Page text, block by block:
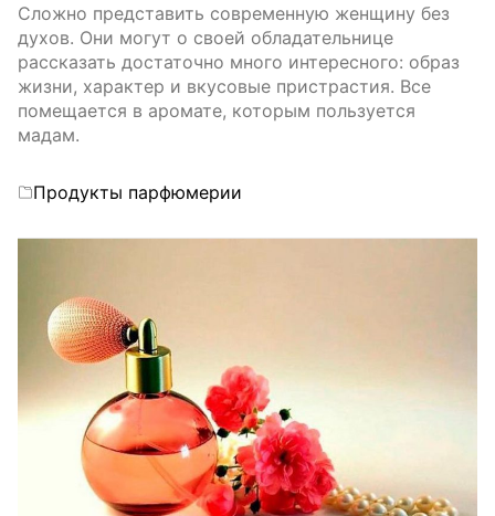
Сложно представить современную женщину без
духов. Они могут о своей обладательнице
рассказать достаточно много интересного: образ
жизни, характер и вкусовые пристрастия. Все
помещается в аромате, которым пользуется
мадам.
Categories
Продукты парфюмерии